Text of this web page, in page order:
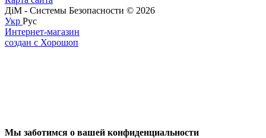
ДіМ - Системы Безопасности © 2026
Укр Рус
Интернет-магазин
создан с Хорошоп
Мы заботимся о вашей конфиденциальности